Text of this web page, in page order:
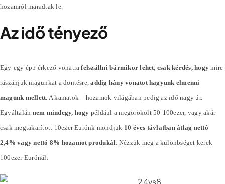
hozamról maradtak le.
Az idő tényező
Egy-egy épp érkező vonatrafelszállni bármikor lehet, csak kérdés, hogy mire
rászánjuk magunkat a döntésre,addig hány vonatot hagyunk elmenni
magunk mellett . A kamatok – hozamok világában pedig az idő nagy úr.
Egyáltalán nem mindegy, hogy például a megörökölt 50-100ezer, vagy akár
csak megtakarított 10ezer Eurónk mondjuk 10 éves távlatban átlag nettó
2,4% vagy nettó 8% hozamot produkál . Nézzük meg a különbséget kerek
100ezer Eurónál: